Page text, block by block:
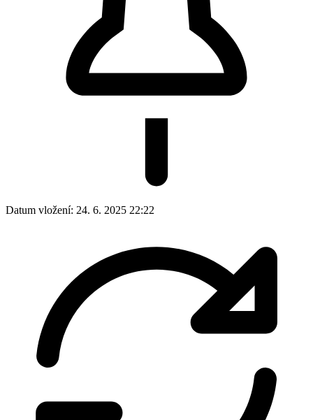
Datum vložení: 24. 6. 2025 22:22